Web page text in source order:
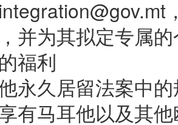
并为其拟定专属
福利
永久居留法案中
有马耳他以及其